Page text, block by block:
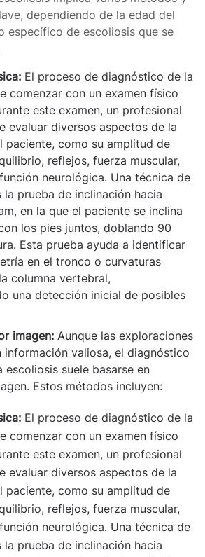
dependiendo de la edad del
específico de escoliosis que se
El proceso de diagnóstico de la
comenzar con un examen físico
este examen, un profesional
evaluar diversos aspectos de la
paciente, como su amplitud de
reflejos, fuerza muscular,
neurológica. Una técnica de
la prueba de inclinación hacia
en la que el paciente se inclina
los pies juntos, doblando 90
Esta prueba ayuda a identificar
en el tronco o curvaturas
columna vertebral,
una detección inicial de posibles
imagen: Aunque las exploraciones
información valiosa, el diagnóstico
suele basarse en
Estos métodos incluyen:
El proceso de diagnóstico de la
comenzar con un examen físico
este examen, un profesional
evaluar diversos aspectos de la
paciente, como su amplitud de
reflejos, fuerza muscular,
neurológica. Una técnica de
la prueba de inclinación hacia